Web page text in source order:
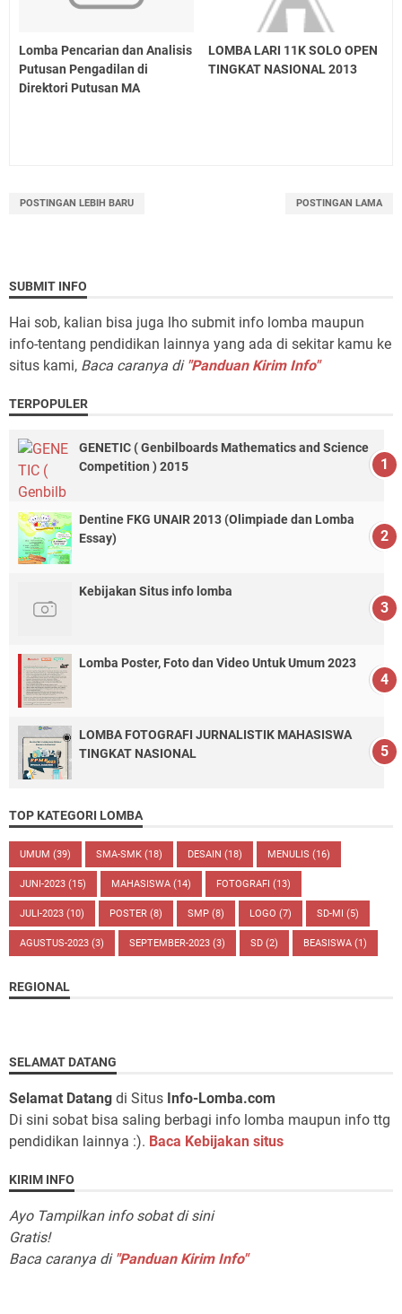
Lomba Pencarian dan Analisis
Putusan Pengadilan di
Direktori Putusan MA
LOMBA LARI 11K SOLO OPEN
TINGKAT NASIONAL 2013
POSTINGAN LEBIH BARU POSTINGAN LAMA
SUBMIT INFO
Hai sob, kalian bisa juga lho submit info lomba maupun
info-tentang pendidikan lainnya yang ada di sekitar kamu ke
situs kami, Baca caranya di "Panduan Kirim Info"
TERPOPULER
GENETIC ( Genbilboards Mathematics and Science
Competition ) 2015
Dentine FKG UNAIR 2013 (Olimpiade dan Lomba
Essay)
Kebijakan Situs info lomba
Lomba Poster, Foto dan Video Untuk Umum 2023
LOMBA FOTOGRAFI JURNALISTIK MAHASISWA
TINGKAT NASIONAL
TOP KATEGORI LOMBA
UMUM (39) SMA-SMK (18) DESAIN (18) MENULIS (16)
JUNI-2023 (15) MAHASISWA (14) FOTOGRAFI (13)
JULI-2023 (10) POSTER (8) SMP (8) LOGO (7) SD-MI (5)
AGUSTUS-2023 (3) SEPTEMBER-2023 (3) SD (2) BEASISWA (1)
REGIONAL
SELAMAT DATANG
Selamat Datang di Situs Info-Lomba.com
Di sini sobat bisa saling berbagi info lomba maupun info ttg
pendidikan lainnya :). Baca Kebijakan situs
KIRIM INFO
Ayo Tampilkan info sobat di sini
Gratis!
Baca caranya di "Panduan Kirim Info"